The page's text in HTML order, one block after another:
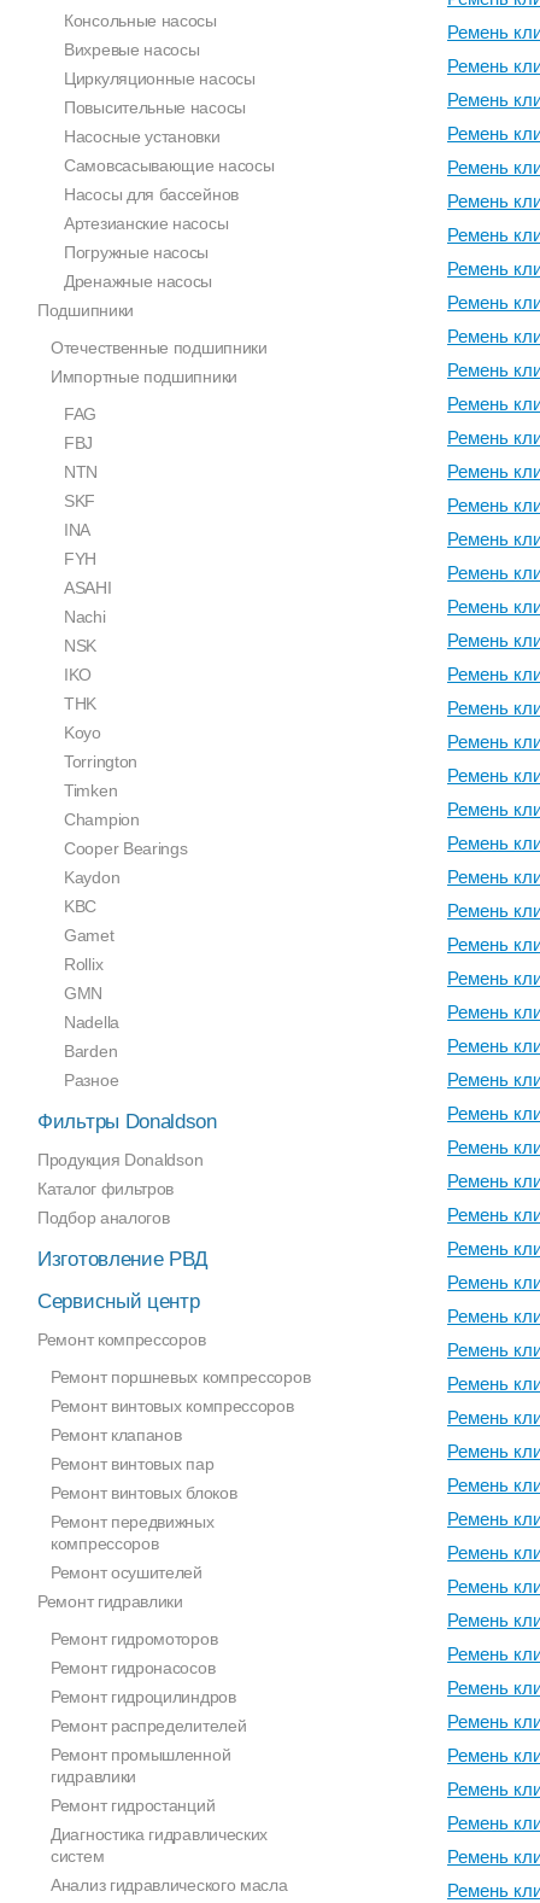
Ремень
Ремень
Ремень
Ремень
Ремень
Ремень
Ремень
Ремень
Ремень
Ремень
Ремень
Ремень
Ремень
Ремень
Ремень
Ремень
Ремень
Ремень
Ремень
Ремень
Ремень
Ремень
Ремень
Ремень
Ремень
Ремень
Ремень
Ремень
Ремень
Ремень
Ремень
Ремень
Ремень
Ремень
Ремень
Ремень
Ремень
Ремень
Ремень
Ремень
Ремень
Ремень
Ремень
Ремень
Ремень
Ремень
Ремень
Ремень
Ремень
Ремень
Ремень
Ремень
Ремень
Ремень
Ремень
Ремень
Консольные насосы
Вихревые насосы
Циркуляционные насосы
Повысительные насосы
Насосные установки
Самовсасывающие насосы
Насосы для бассейнов
Артезианские насосы
Погружные насосы
Дренажные насосы
Подшипники
Отечественные подшипники
Импортные подшипники
FAG
FBJ
NTN
SKF
INA
FYH
ASAHI
Nachi
NSK
IKO
THK
Koyo
Torrington
Timken
Champion
Cooper Bearings
Kaydon
KBC
Gamet
Rollix
GMN
Nadella
Barden
Разное
Фильтры Donaldson
Продукция Donaldson
Каталог фильтров
Подбор аналогов
Изготовление РВД
Сервисный центр
Ремонт компрессоров
Ремонт поршневых компрессоров
Ремонт винтовых компрессоров
Ремонт клапанов
Ремонт винтовых пар
Ремонт винтовых блоков
Ремонт передвижных
компрессоров
Ремонт осушителей
Ремонт гидравлики
Ремонт гидромоторов
Ремонт гидронасосов
Ремонт гидроцилиндров
Ремонт распределителей
Ремонт промышленной
гидравлики
Ремонт гидростанций
Диагностика гидравлических
систем
Анализ гидравлического масла